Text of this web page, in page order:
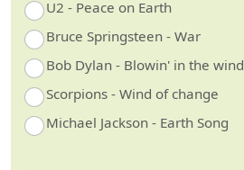
U2 - Peace on Earth
Bruce Springsteen - War
Bob Dylan - Blowin' in the wind
Scorpions - Wind of change
Michael Jackson - Earth Song